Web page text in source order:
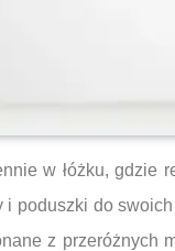
w łóżku, gdzie
poduszki do
z przeróżnych